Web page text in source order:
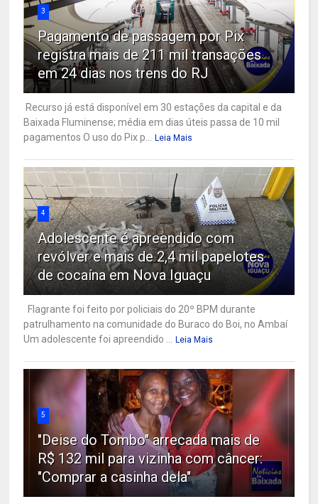
3
Pagamento de passagem por Pix
registra mais de 211 mil transações
em 24 dias nos trens do RJ
Recurso já está disponível em 30 estações da capital e da
Baixada Fluminense; média em dias úteis passa de 10 mil
pagamentos O uso do Pix p... Leia Mais
4
Adolescente é apreendido com
revólver e mais de 2,4 mil papelotes
de cocaína em Nova Iguaçu
Flagrante foi feito por policiais do 20º BPM durante
patrulhamento na comunidade do Buraco do Boi, no Ambaí
Um adolescente foi apreendido ... Leia Mais
5
"Deise do Tombo" arrecada mais de
R$ 132 mil para vizinha com câncer:
"Comprar a casinha dela"